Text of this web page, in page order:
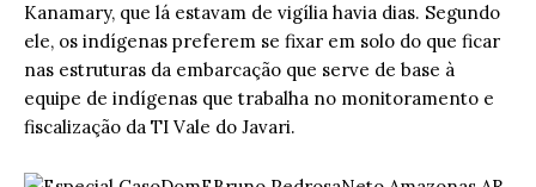
Kanamary, que lá estavam de vigília havia dias. Segundo
ele, os indígenas preferem se fixar em solo do que ficar
nas estruturas da embarcação que serve de base à
equipe de indígenas que trabalha no monitoramento e
fiscalização da TI Vale do Javari.